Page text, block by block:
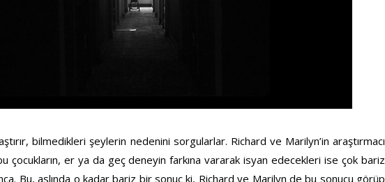
bilmedikleri şeylerin nedenini sorgularlar. Richard ve Marilyn’in araştırmacı
çocukların, er ya da geç deneyin farkına vararak isyan edecekleri ise çok bariz
Bu, aslında o kadar bariz bir sonuç ki, Richard ve Marilyn de bu sonucu görüp